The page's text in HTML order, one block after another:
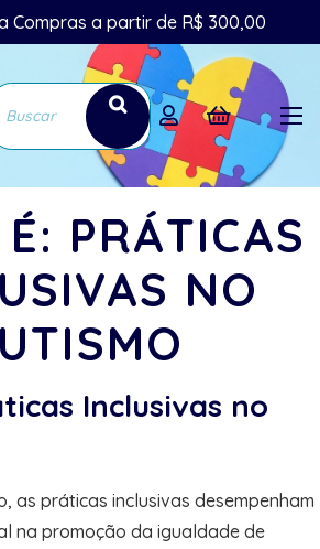
Compras a partir de R$ 300,00
PRÁTICAS
NO
Inclusivas no
as práticas inclusivas desempenham
na promoção da igualdade de